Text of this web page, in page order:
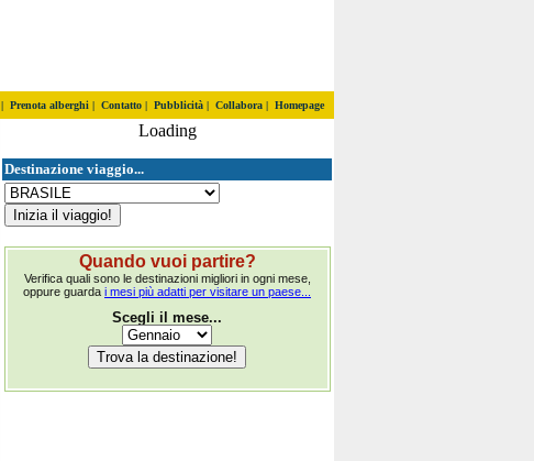
| Prenota alberghi | Contatto | Pubblicità | Collabora | Homepage
Loading
Destinazione viaggio...
Quando vuoi partire?
Verifica quali sono le destinazioni migliori in ogni mese,
oppure guarda i mesi più adatti per visitare un paese...
Scegli il mese...